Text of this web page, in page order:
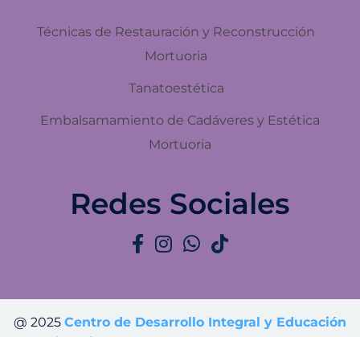
Técnicas de Restauración y Reconstrucción
Mortuoria
Tanatoestética
Embalsamamiento de Cadáveres y Estética
Mortuoria
Redes Sociales
@ 2025 Centro de Desarrollo Integral y Educación